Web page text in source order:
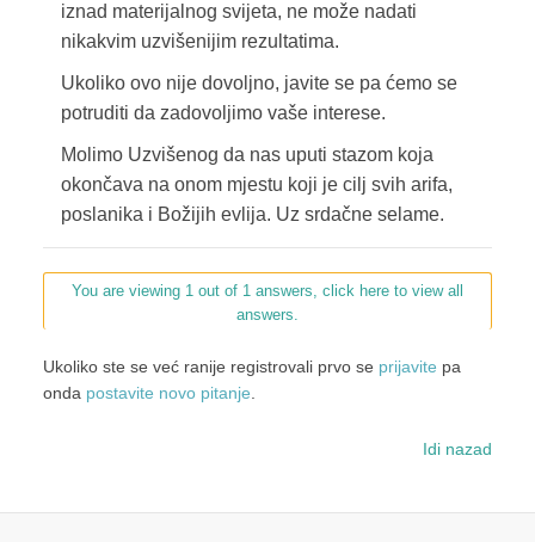
iznad materijalnog svijeta, ne može nadati
nikakvim uzvišenijim rezultatima.
Ukoliko ovo nije dovoljno, javite se pa ćemo se
potruditi da zadovoljimo vaše interese.
Molimo Uzvišenog da nas uputi stazom koja
okončava na onom mjestu koji je cilj svih arifa,
poslanika i Božijih evlija. Uz srdačne selame.
You are viewing 1 out of 1 answers, click here to view all
answers.
Ukoliko ste se već ranije registrovali prvo se prijavite pa
onda postavite novo pitanje.
Idi nazad